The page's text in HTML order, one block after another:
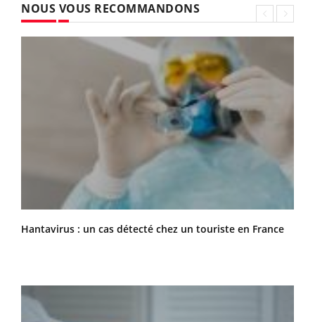
NOUS VOUS RECOMMANDONS
Hantavirus : un cas détecté chez un touriste en France